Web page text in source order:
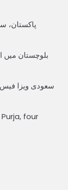
سعودی ویزا
four